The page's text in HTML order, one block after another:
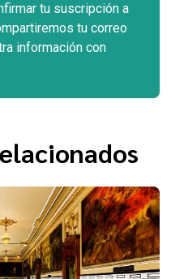
tu suscripción a
tu correo
información con